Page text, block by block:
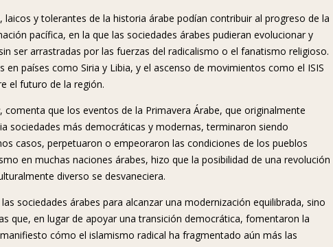
y tolerantes de la historia árabe podían contribuir al progreso de la
pacífica, en la que las sociedades árabes pudieran evolucionar y
ser arrastradas por las fuerzas del radicalismo o el fanatismo religioso.
en países como Siria y Libia, y el ascenso de movimientos como el ISIS
el futuro de la región.
, comenta que los eventos de la Primavera Árabe, que originalmente
sociedades más democráticas y modernas, terminaron siendo
casos, perpetuaron o empeoraron las condiciones de los pueblos
en muchas naciones árabes, hizo que la posibilidad de una revolución
diverso se desvaneciera.
sociedades árabes para alcanzar una modernización equilibrada, sino
que, en lugar de apoyar una transición democrática, fomentaron la
cómo el islamismo radical ha fragmentado aún más las